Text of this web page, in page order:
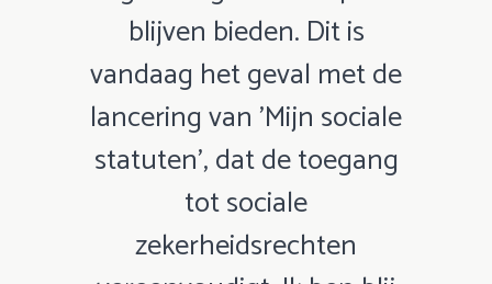
blijven bieden. Dit is
vandaag het geval met de
lancering van 'Mijn sociale
statuten', dat de toegang
tot sociale
zekerheidsrechten